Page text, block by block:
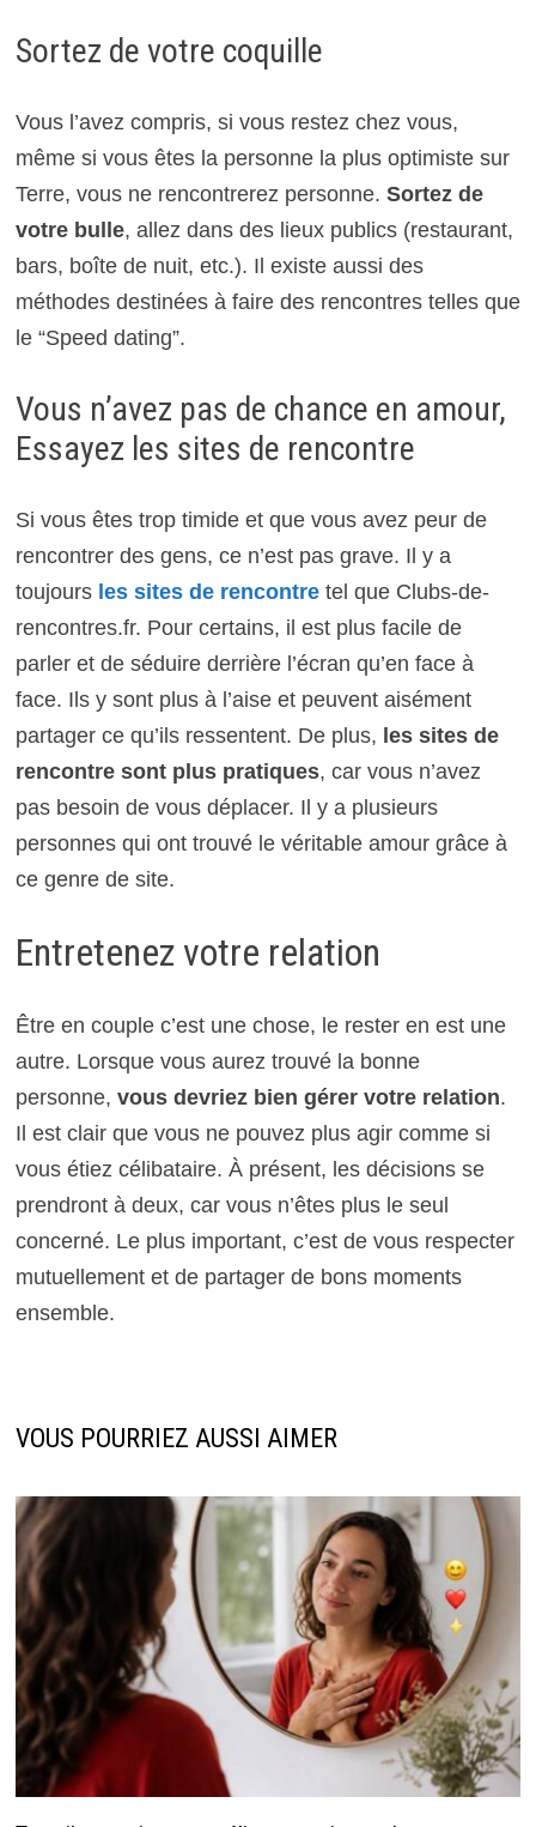
Sortez de votre coquille
Vous l’avez compris, si vous restez chez vous,
même si vous êtes la personne la plus optimiste sur
Terre, vous ne rencontrerez personne. Sortez de
votre bulle, allez dans des lieux publics (restaurant,
bars, boîte de nuit, etc.). Il existe aussi des
méthodes destinées à faire des rencontres telles que
le “Speed dating”.
Vous n’avez pas de chance en amour,
Essayez les sites de rencontre
Si vous êtes trop timide et que vous avez peur de
rencontrer des gens, ce n’est pas grave. Il y a
toujours les sites de rencontretel que Clubs-de-
rencontres.fr. Pour certains, il est plus facile de
parler et de séduire derrière l’écran qu’en face à
face. Ils y sont plus à l’aise et peuvent aisément
partager ce qu’ils ressentent. De plus, les sites de
rencontre sont plus pratiques, car vous n’avez
pas besoin de vous déplacer. Il y a plusieurs
personnes qui ont trouvé le véritable amour grâce à
ce genre de site.
Entretenez votre relation
Être en couple c’est une chose, le rester en est une
autre. Lorsque vous aurez trouvé la bonne
personne, vous devriez bien gérer votre relation.
Il est clair que vous ne pouvez plus agir comme si
vous étiez célibataire. À présent, les décisions se
prendront à deux, car vous n’êtes plus le seul
concerné. Le plus important, c’est de vous respecter
mutuellement et de partager de bons moments
ensemble.
VOUS POURRIEZ AUSSI AIMER